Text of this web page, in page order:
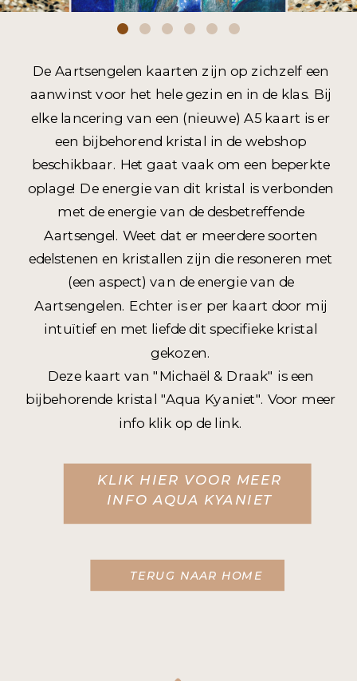
TERUG NAAR HOME
De Aartsengelen kaarten zijn op zichzelf een
aanwinst voor het hele gezin en in de klas. Bij
elke lancering van een (nieuwe) A5 kaart is er
een bijbehorend kristal in de webshop
beschikbaar. Het gaat vaak om een beperkte
oplage! De energie van dit kristal is verbonden
met de energie van de desbetreffende
Aartsengel. Weet dat er meerdere soorten
edelstenen en kristallen zijn die resoneren met
(een aspect) van de energie van de
Aartsengelen. Echter is er per kaart door mij
intuïtief en met liefde dit specifieke kristal
gekozen.
Deze kaart van "Michaël & Draak" is een
bijbehorende kristal "Aqua Kyaniet". Voor meer
info klik op de link.
KLIK HIER VOOR MEER
INFO AQUA KYANIET